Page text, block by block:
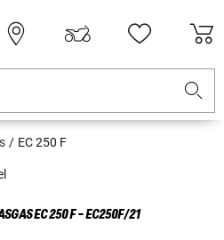
EC 250 F
EC 250 F - EC250F/21